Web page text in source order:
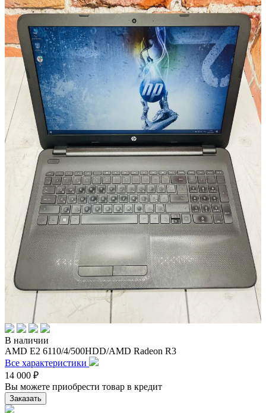
В наличии
AMD E2 6110/4/500HDD/AMD Radeon R3
Все характеристики
14 000 ₽
Вы можете приобрести товар в кредит
Заказать